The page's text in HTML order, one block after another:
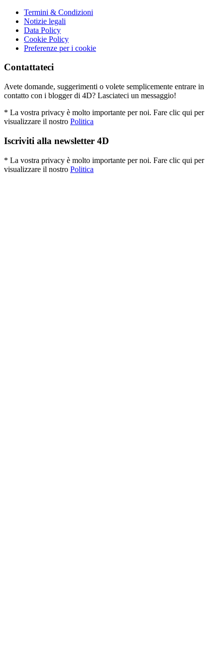
Termini & Condizioni
Notizie legali
Data Policy
Cookie Policy
Preferenze per i cookie
Contattateci
Avete domande, suggerimenti o volete semplicemente entrare in
contatto con i blogger di 4D? Lasciateci un messaggio!
* La vostra privacy è molto importante per noi. Fare clic qui per
visualizzare il nostro Politica
Iscriviti alla newsletter 4D
* La vostra privacy è molto importante per noi. Fare clic qui per
visualizzare il nostro Politica